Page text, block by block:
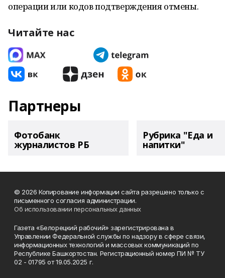
операции или кодов подтверждения отмены.
Читайте нас
Партнеры
Фотобанк
журналистов РБ
Рубрика "Еда и
напитки"
© 2026 Копирование информации сайта разрешено только с
письменного согласия администрации.
Об использовании персональных данных
Газета «Белорецкий рабочий» зарегистрирована в
Управлении Федеральной службы по надзору в сфере связи,
информационных технологий и массовых коммуникаций по
Республике Башкортостан. Регистрационный номер ПИ № ТУ
02 - 01795 от 19.05.2025 г.